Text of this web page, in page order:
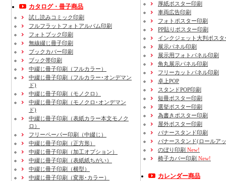
カタログ・冊子商品
試し読みコミック印刷
フルフラットフォトアルバム印刷
フォトブック印刷
無線綴じ冊子印刷
ブックカバー印刷
ブック帯印刷
中綴じ冊子印刷（フルカラー）
中綴じ冊子印刷（フルカラー･オンデマン
ド)
中綴じ冊子印刷（モノクロ）
中綴じ冊子印刷（モノクロ･オンデマン
ド)
中綴じ冊子印刷（表紙カラー本文モノク
ロ）
フリーペーパー印刷
（中綴じ）
中綴じ冊子印刷
（正方形）
中綴じ冊子印刷
（加工オプション）
中綴じ冊子印刷
（表紙紙ちがい）
中綴じ冊子印刷
（横型）
中綴じ冊子印刷
（変形･カラー）
厚紙ポスター印刷
車両広告印刷
フォトポスター印刷
PP貼りポスター印刷
インクジェット大判ポスタ
展示パネル印刷
展示用フォトパネル印刷
角丸展示パネル印刷
フリーカットパネル印刷
卓上POP
スタンドPOP印刷
短冊ポスター印刷
選挙ポスター印刷
為書きポスター印刷
屋外ポスター印刷
バナースタンド印刷
バナースタンド(ロールア
のぼり印刷 New!
椅子カバー印刷 New!
カレンダー商品